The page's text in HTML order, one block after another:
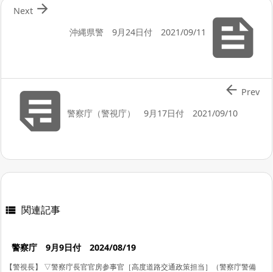

沖縄県警 9月24日付 2021/09/11

Next
警察庁（警視庁） 9月17日付 2021/09/10
 Prev
 関連記事
警察庁 9月9日付 2024/08/19
【警視長】 ▽警察庁長官官房参事官［高度道路交通政策担当］（警察庁警備